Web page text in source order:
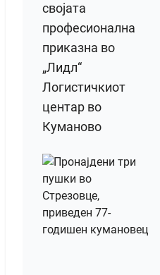
својата
професионална
приказна во
„Лидл“
Логистичкиот
центар во
Куманово